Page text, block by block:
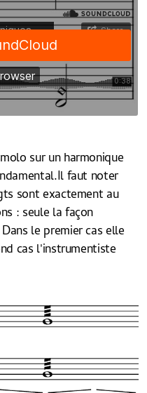
sur un harmonique
faut noter
sont exactement au
: seule la façon
le premier cas elle
cas l'instrumentiste